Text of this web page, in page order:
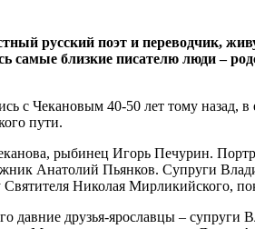
русский поэт и переводчик,
самые близкие писателю люди –
с Чекановым 40-50 лет тому
пути.
рыбинец Игорь Печурин.
Анатолий Пьянков. Супруги
Николая Мирликийского,
давние друзья-ярославцы –